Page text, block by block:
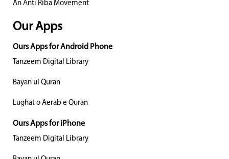
An Anti Riba Movement
Our Apps
Ours Apps for Android Phone
Tanzeem Digital Library
Bayan ul Quran
Lughat o Aerab e Quran
Ours Apps for iPhone
Tanzeem Digital Library